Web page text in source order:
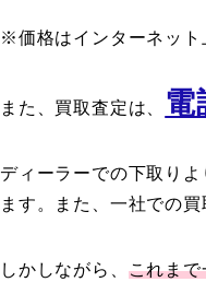
※価格はインターネット
また、買取査定は、 電
ディーラーでの下取り
ます。また、一社での
しかしながら、 これま